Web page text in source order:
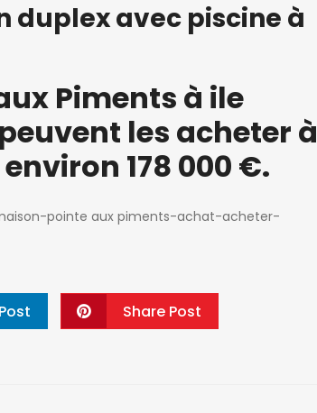
duplex avec piscine à
Piments à ile
les acheter à
178 000 €.
Share Post